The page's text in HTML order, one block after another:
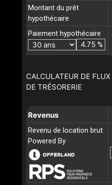
Montant du prêt
hypothécaire
Paiement hypothécaire
%
CALCULATEUR DE FLUX
DE TRÉSORERIE
Revenus
Revenu de location brut
Powered By